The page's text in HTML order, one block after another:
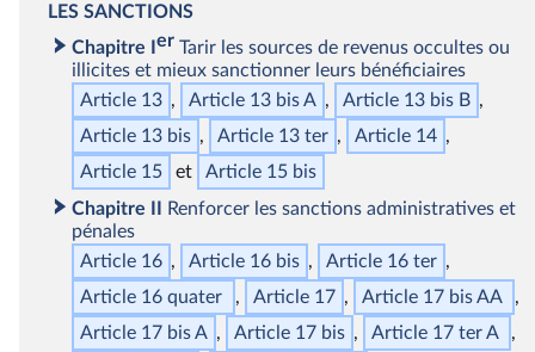
LES SANCTIONS
Chapitre I er Tarir les sources de revenus occultes ou
illicites et mieux sanctionner leurs bénéficiaires
Article 13
Article 13 bisA Article 13 bis B
Article 13 bis Article 13 ter
Article 14
Article 15
Article 15 bis
Chapitre II
Renforcer les sanctions administratives et
pénales
Article 16
Article 16 bis Article 16 ter
Article 16 quater Article 17 Article 17 bisAA
Article 17 bisA Article 17 bis Article 17 terA